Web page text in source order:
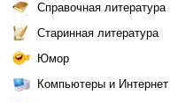
Справочная литература
Старинная литература
Юмор
Компьютеры и Интернет